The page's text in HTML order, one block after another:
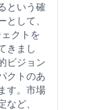
という確
して、
クトを
きまし
ビジョン
クトのあ
す。市場
ど、